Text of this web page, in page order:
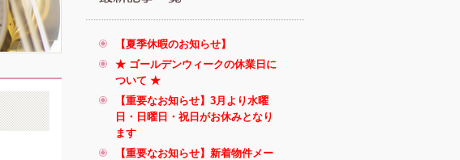
【夏季休暇のお知らせ】
★ ゴールデンウィークの休業日に
ついて ★
【重要なお知らせ】3月より水曜
日・日曜日・祝日がお休みとなり
ます
【重要なお知らせ】新着物件メー